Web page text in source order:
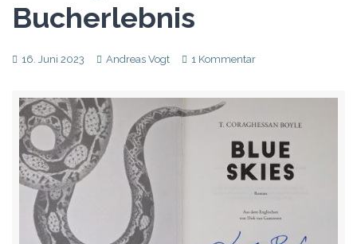
Bucherlebnis
16. Juni 2023 Andreas Vogt 1 Kommentar